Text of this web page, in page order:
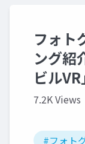
フォト
ング紹
ビルVR
7.2K Views
#フォト